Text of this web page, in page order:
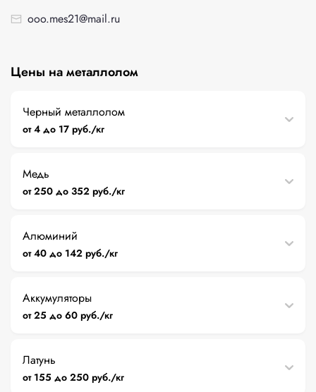
ooo.mes21@mail.ru
Цены на металлолом
Черный металлолом
от 4 до 17 руб./кг
Медь
от 250 до 352 руб./кг
Алюминий
от 40 до 142 руб./кг
Аккумуляторы
от 25 до 60 руб./кг
Латунь
от 155 до 250 руб./кг